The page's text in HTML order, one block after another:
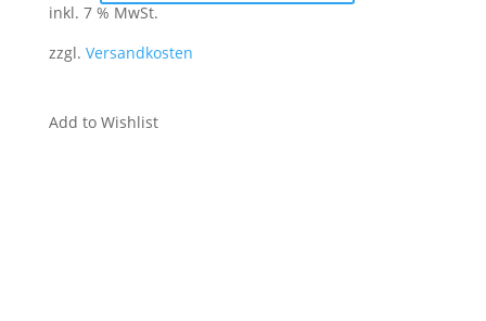
inkl. 7 % MwSt.
zzgl. Versandkosten
Add to Wishlist